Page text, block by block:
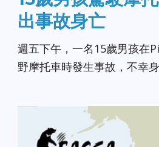
出事故身亡
週五下午，一名15歲男孩在
野摩托車時發生事故，不幸身